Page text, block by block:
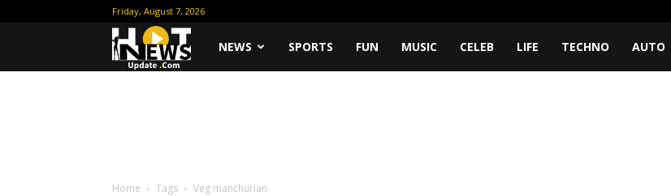
Friday, August 7, 2026
HotNEWS SPORTS FUN MUSIC CELEB LIFE TECHNO AUTO
Home Tags Veg manchurian